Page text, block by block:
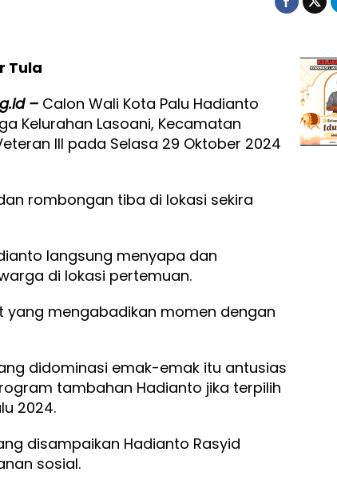
Tula
– Calon Wali Kota Palu Hadianto
Kelurahan Lasoani, Kecamatan
III pada Selasa 29 Oktober 2024
rombongan tiba di lokasi sekira
langsung menyapa dan
di lokasi pertemuan.
yang mengabadikan momen dengan
didominasi emak-emak itu antusias
tambahan Hadianto jika terpilih
2024.
disampaikan Hadianto Rasyid
sosial.